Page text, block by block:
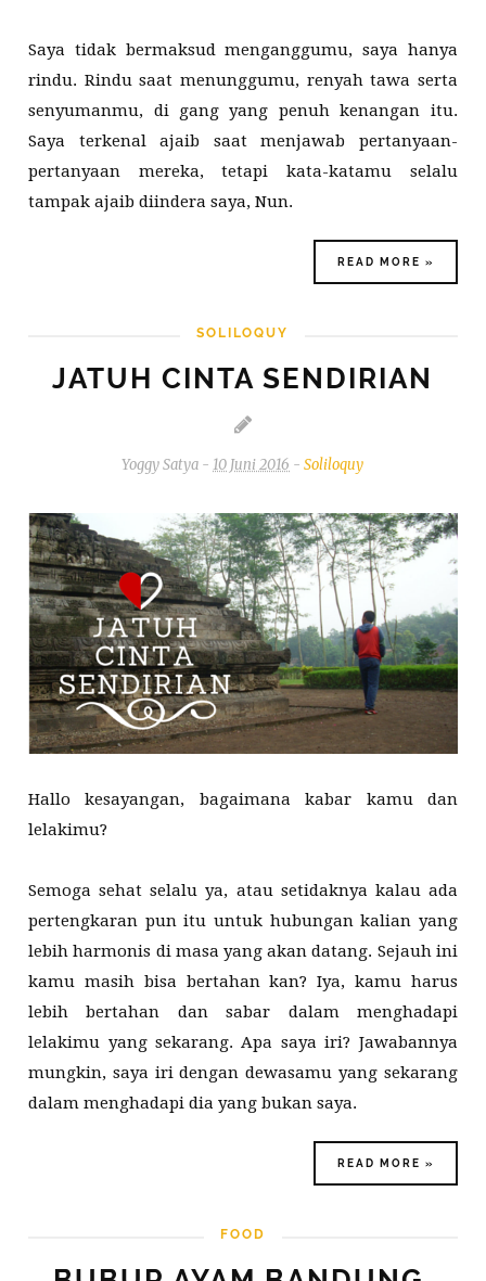
Saya tidak bermaksud menganggumu, saya hanya
rindu. Rindu saat menunggumu, renyah tawa serta
senyumanmu, di gang yang penuh kenangan itu.
Saya terkenal ajaib saat menjawab pertanyaan-
pertanyaan mereka, tetapi kata-katamu selalu
tampak ajaib diindera saya, Nun.
READ MORE »
SOLILOQUY
JATUH CINTA SENDIRIAN
Yoggy Satya -10 Juni 2016 -Soliloquy
Hallo kesayangan, bagaimana kabar kamu dan
lelakimu?
Semoga sehat selalu ya, atau setidaknya kalau ada
pertengkaran pun itu untuk hubungan kalian yang
lebih harmonis di masa yang akan datang. Sejauh ini
kamu masih bisa bertahan kan? Iya, kamu harus
lebih bertahan dan sabar dalam menghadapi
lelakimu yang sekarang. Apa saya iri? Jawabannya
mungkin, saya iri dengan dewasamu yang sekarang
dalam menghadapi dia yang bukan saya.
READ MORE »
FOOD